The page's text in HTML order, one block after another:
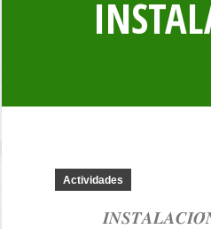
Actividades